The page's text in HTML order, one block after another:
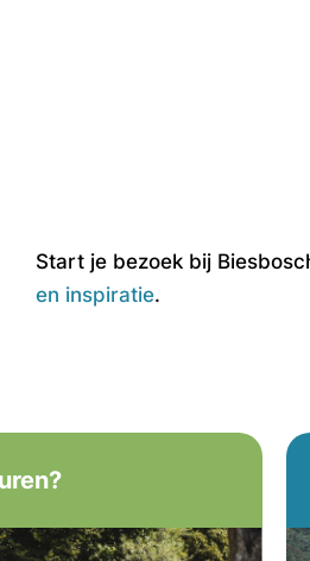
Start je bezoek bij
en inspiratie.